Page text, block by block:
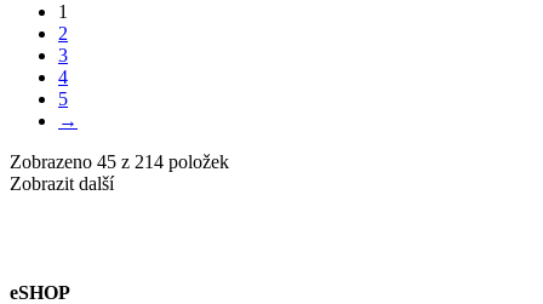
1
2
3
4
5
→
Zobrazeno 45 z 214 položek
Zobrazit další
eSHOP